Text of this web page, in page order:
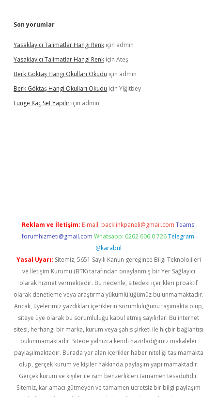
Son yorumlar
Yasaklayıcı Talimatlar Hangi Renk için admin
Yasaklayıcı Talimatlar Hangi Renk için Ateş
Berk Göktaş Hangi Okulları Okudu için admin
Berk Göktaş Hangi Okulları Okudu için Yiğitbey
Lunge Kaç Set Yapılır için admin
Reklam ve İletişim: E-mail: backlinkpaneli@gmail.com Teams:
forumhizmeti@gmail.com Whatsapp: 0262 606 0 726 Telegram:
@karabul
Yasal Uyarı: Sitemiz, 5651 Sayılı Kanun gereğince Bilgi Teknolojileri
ve İletişim Kurumu (BTK) tarafından onaylanmış bir Yer Sağlayıcı
olarak hizmet vermektedir. Bu nedenle, sitedeki içerikleri proaktif
olarak denetleme veya araştırma yükümlülüğümüz bulunmamaktadır.
Ancak, üyelerimiz yazdıkları içeriklerin sorumluluğunu taşımakta olup,
siteye üye olarak bu sorumluluğu kabul etmiş sayılırlar. Bu internet
sitesi, herhangi bir marka, kurum veya şahıs şirketi ile hiçbir bağlantısı
bulunmamaktadır. Sitede yalnızca kendi hazırladığımız makaleler
paylaşılmaktadır. Burada yer alan içerikler haber niteliği taşımamakta
olup, gerçek kurum ve kişiler hakkında paylaşım yapılmamaktadır.
Gerçek kurum ve kişiler ile isim benzerlikleri tamamen tesadüfidir.
Sitemiz, kar amacı gütmeyen ve tamamen ücretsiz bir bilgi paylaşım